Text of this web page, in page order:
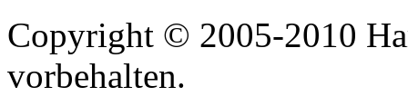
Copyright © 2005-2010
vorbehalten.